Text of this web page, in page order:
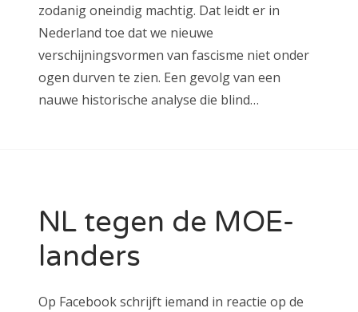
zodanig oneindig machtig. Dat leidt er in
Nederland toe dat we nieuwe
verschijningsvormen van fascisme niet onder
ogen durven te zien. Een gevolg van een
nauwe historische analyse die blind…
NL tegen de MOE-
landers
Op Facebook schrijft iemand in reactie op de